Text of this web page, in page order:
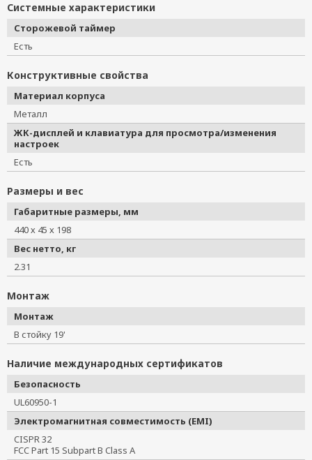
Системные характеристики
Сторожевой таймер
Есть
Конструктивные свойства
Материал корпуса
Металл
ЖК-дисплей и клавиатура для просмотра/изменения
настроек
Есть
Размеры и вес
Габаритные размеры, мм
440 х 45 х 198
Вес нетто, кг
2.31
Монтаж
Монтаж
В стойку 19'
Наличие международных сертификатов
Безопасность
UL60950-1
Электромагнитная совместимость (EMI)
CISPR 32
FCC Part 15 Subpart B Class A